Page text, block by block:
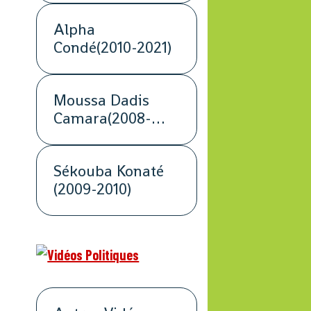
Alpha
Condé(2010-2021)
Moussa Dadis
Camara(2008-
Sékouba Konaté
(2009-2010)